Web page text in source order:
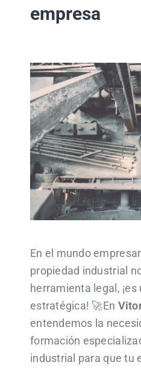
empresa
En el mundo
propiedad industrial
herramienta legal,
estratégica! 🚀En
entendemos la
formación
industrial para que tu